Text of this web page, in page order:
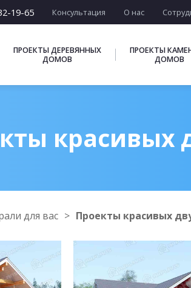
19-65 Консультация О нас
ПРОЕКТЫ ДЕРЕВЯННЫХ
ДОМОВ
ПРОЕКТЫ
ДОМОВ
красивых
для вас Проекты красивых